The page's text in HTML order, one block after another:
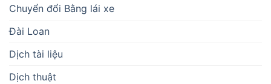
Chuyển đổi Bằng lái xe
Đài Loan
Dịch tài liệu
Dịch thuật